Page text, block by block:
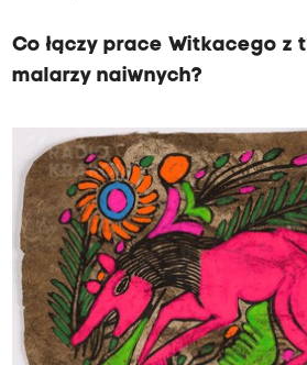
Co łączy prace Witkacego z
malarzy naiwnych?